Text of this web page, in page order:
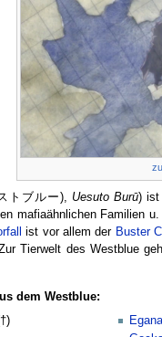
トブルー), Uesuto Burū) ist
mafiaähnlichen Familien
ist vor allem der Buster
Tierwelt des Westblue
dem Westblue:
Egana